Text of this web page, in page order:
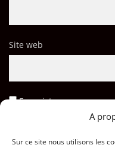
A
Sur ce site nous utilisons les
Site web
Enregistrer mon nom,
navigateur pour mon